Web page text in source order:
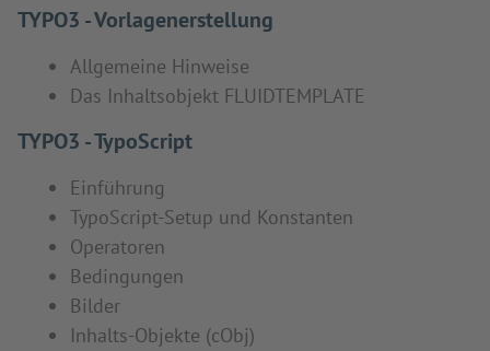
TYPO3 - Vorlagenerstellung
Allgemeine Hinweise
Das Inhaltsobjekt FLUIDTEMPLATE
TYPO3 - TypoScript
Einführung
TypoScript-Setup und Konstanten
Operatoren
Bedingungen
Bilder
Inhalts-Objekte (cObj)